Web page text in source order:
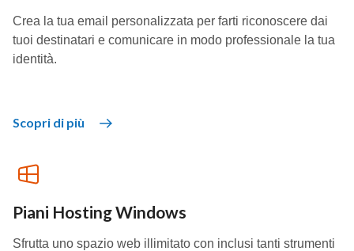
Crea la tua email personalizzata per farti riconoscere dai
tuoi destinatari e comunicare in modo professionale la tua
identità.
Scopri di più
Piani Hosting Windows
Sfrutta uno spazio web illimitato con inclusi tanti strumenti